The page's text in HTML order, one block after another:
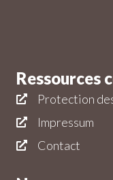
Ressources
Protection
Impressum
Contact